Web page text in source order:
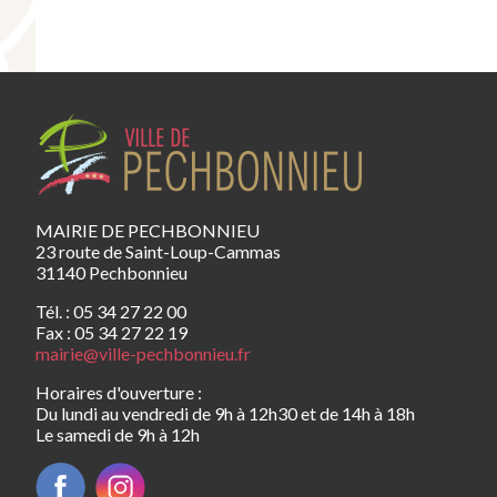
MAIRIE DE PECHBONNIEU
23 route de Saint-Loup-Cammas
31140 Pechbonnieu
Tél. : 05 34 27 22 00
Fax : 05 34 27 22 19
mairie@ville-pechbonnieu.fr
Horaires d'ouverture :
Du lundi au vendredi de 9h à 12h30 et de 14h à 18h
Le samedi de 9h à 12h